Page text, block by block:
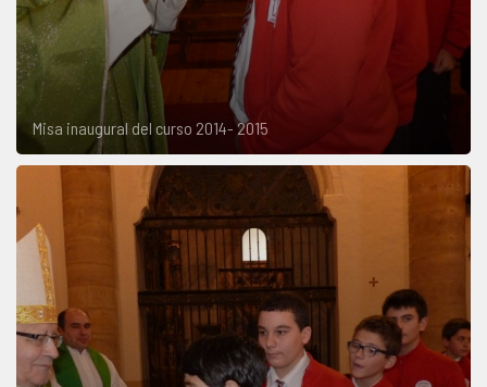
Misa inaugural del curso 2014- 2015